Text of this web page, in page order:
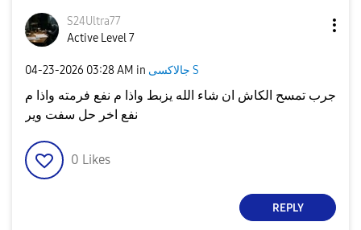
S24Ultra77
Active Level 7
‎04-23-2026 03:28 AM in جالاكسى S
جرب تمسح الكاش ان شاء الله يزبط واذا م نفع فرمته واذا م
نفع اخر حل سفت وير
0 Likes
REPLY